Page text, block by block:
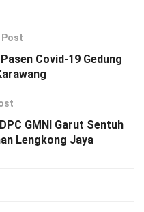
Post
Covid-19 Gedung
GMNI Garut Sentuh
Lengkong Jaya